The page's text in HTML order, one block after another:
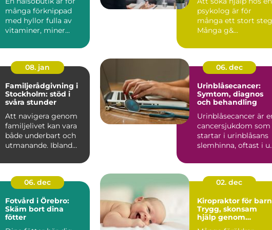
många förknippad
med hyllor fulla av
vitaminer, miner...
psykolog är för
många ett stort
Många g&...
08. jan
Familjerådgivning i
Stockholm: stöd i
svåra stunder
Att navigera genom
familjelivet kan vara
både underbart och
utmanande. Ibland
06. dec
Urinblåsecancer:
Symtom, diagnos
och behandling
Urinblåsecancer är
cancersjukdom som
startar i urinblåsans
slemhinna, oftast i
06. dec
Fotvård i Örebro:
Skäm bort dina
fötter
02. dec
Kiropraktor för
Trygg, skonsam
hjälp genom